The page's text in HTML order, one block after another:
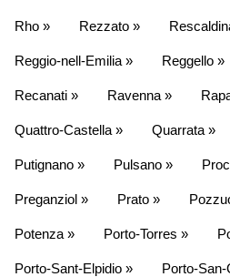
Rho » Rezzato »
Reggio-nell-Emilia » Reggello »
Recanati » Ravenna »
Quattro-Castella » Quarrata »
Putignano » Pulsano »
Preganziol » Prato »
Potenza » Porto-Torres »
Porto-Sant-Elpidio » Porto-